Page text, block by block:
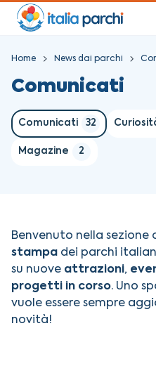
Home News dai parchi
Comunicati
Comunicati 32
Magazine 2
Benvenuto nella sezione
stampa dei parchi
su nuove attrazioni,
progetti in corso. Uno
vuole essere sempre
novità!